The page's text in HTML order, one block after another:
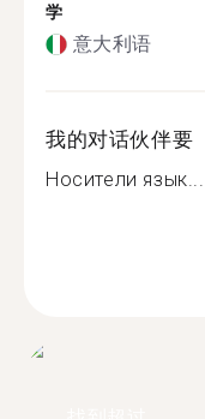
学
意大利语
我的对话伙伴要
Носители язык...